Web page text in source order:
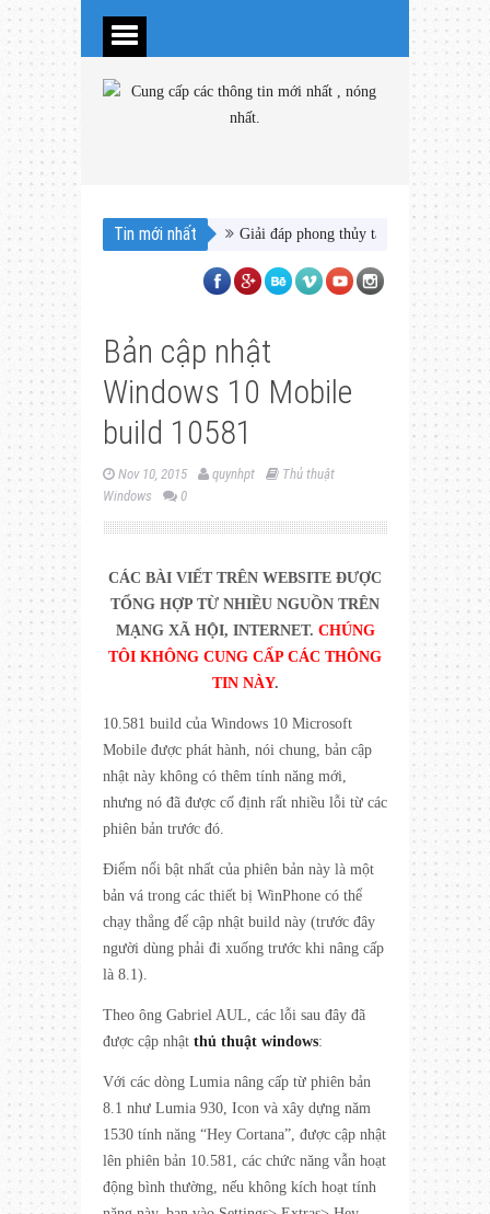
Tin mới nhất Giải đáp phong thủy tại nhà đại gia
Bản cập nhật
Windows 10 Mobile
build 10581
Nov 10, 2015 quynhpt
Thủ thuật
Windows
0
CÁC BÀI VIẾT TRÊN WEBSITE ĐƯỢC
TỔNG HỢP TỪ NHIỀU NGUỒN TRÊN
MẠNG XÃ HỘI, INTERNET. CHÚNG
TÔI KHÔNG CUNG CẤP CÁC THÔNG
TIN NÀY.
10.581 build của Windows 10 Microsoft
Mobile được phát hành, nói chung, bản cập
nhật này không có thêm tính năng mới,
nhưng nó đã được cố định rất nhiều lỗi từ các
phiên bản trước đó.
Điểm nổi bật nhất của phiên bản này là một
bản vá trong các thiết bị WinPhone có thể
chạy thẳng để cập nhật build này (trước đây
người dùng phải đi xuống trước khi nâng cấp
là 8.1).
Theo ông Gabriel AUL, các lỗi sau đây đã
được cập nhật thủ thuật windows:
Với các dòng Lumia nâng cấp từ phiên bản
8.1 như Lumia 930, Icon và xây dựng năm
1530 tính năng “Hey Cortana”, được cập nhật
lên phiên bản 10.581, các chức năng vẫn hoạt
động bình thường, nếu không kích hoạt tính